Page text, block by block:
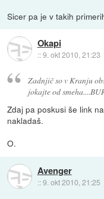
Sicer pa je v takih
Okapi
::9. okt 2010, 21:23
Zadnjič so v Kranju
jokajte od
Zdaj pa poskusi še link
nakladaš.
O.
Avenger
::9. okt 2010, 21:25